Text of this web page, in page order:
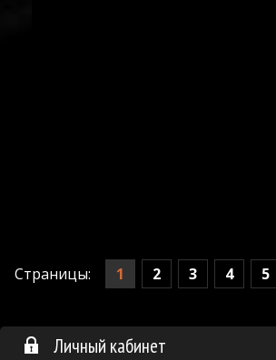
Страницы: 1 2 3 4 5
Личный кабинет